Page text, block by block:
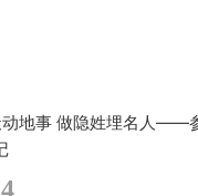
地事 做隐姓埋名人——